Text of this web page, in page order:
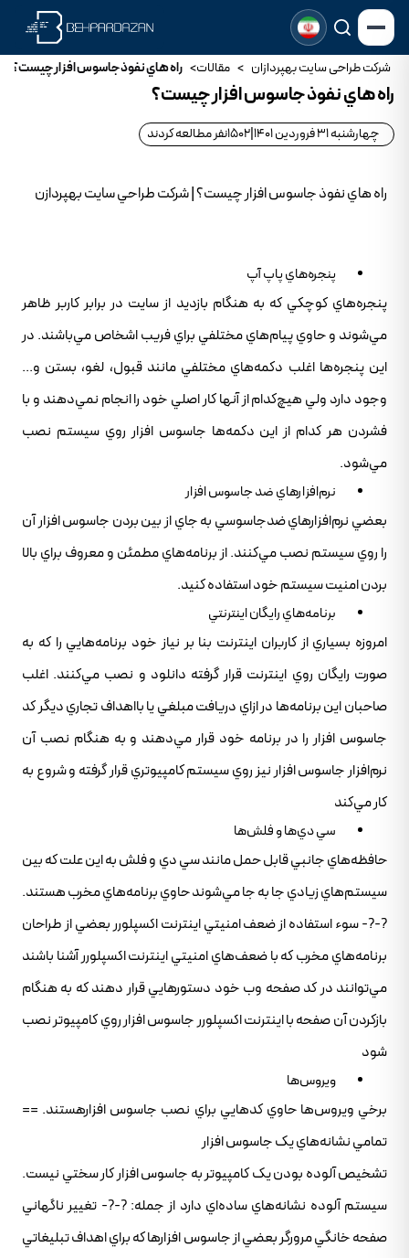
شرکت طراحی سایت بهپردازان > مقالات> راه هاي نفوذ جاسوس افزار چيست؟
راه هاي نفوذ جاسوس افزار چيست؟
چهارشنبه 31 فروردین 1401 1502نفر مطالعه کردند
راه هاي نفوذ جاسوس افزار چيست؟ | شرکت طراحي سايت بهپردازن
پنجره‌هاي پاپ آپ
پنجره‌هاي کوچکي که به هنگام بازديد از سايت در برابر کاربر ظاهر
مي‌شوند و حاوي پيام‌هاي مختلفي براي فريب اشخاص مي‌باشند. در
اين پنجره‌ها اغلب دکمه‌هاي مختلفي مانند قبول، لغو، بستن و...
وجود دارد ولي هيچ‌کدام از آنها کار اصلي خود را انجام نمي‌دهند و با
فشردن هر کدام از اين دکمه‌ها جاسوس افزار روي سيستم نصب
مي‌شود.
نرم‌افزارهاي ضد جاسوس افزار
بعضي نرم‌افزارهاي ضدجاسوسي به جاي از بين بردن جاسوس افزار آن
را روي سيستم نصب مي‌کنند. از برنامه‌هاي مطمئن و معروف براي بالا
بردن امنيت سيستم خود استفاده کنيد.
برنامه‌هاي رايگان اينترنتي
امروزه بسياري از کاربران اينترنت بنا بر نياز خود برنامه‌هايي را که به
صورت رايگان روي اينترنت قرار گرفته دانلود و نصب مي‌کنند. اغلب
صاحبان اين برنامه‌ها در ازاي دريافت مبلغي يا بااهداف تجاري ديگر کد
جاسوس افزار را در برنامه خود قرار مي‌دهند و به هنگام نصب آن
نرم‌افزار جاسوس افزار نيز روي سيستم کامپيوتري قرار گرفته و شروع به
کار مي‌کند
سي دي‌ها و فلش‌ها
حافظه‌هاي جانبي قابل حمل مانند سي دي و فلش به اين علت که بين
سيستم‌هاي زيادي جا به جا مي‌شوند حاوي برنامه‌هاي مخرب هستند.
?-?- سوء استفاده از ضعف امنيتي اينترنت اکسپلورر بعضي از طراحان
برنامه‌هاي مخرب که با ضعف‌هاي امنيتي اينترنت اکسپلورر آشنا باشند
مي‌توانند در کد صفحه وب خود دستورهايي قرار دهند که به هنگام
بازکردن آن صفحه با اينترنت اکسپلورر جاسوس افزار روي کامپيوتر نصب
شود
ويروس‌ها
برخي ويروس‌ها حاوي کدهايي براي نصب جاسوس افزارهستند. ==
تمامي نشانه‌هاي يک جاسوس افزار
تشخيص آلوده بودن يک کامپيوتر به جاسوس افزار کار سختي نيست.
سيستم آلوده نشانه‌هاي ساده‌اي دارد از جمله: ?-?- تغيير ناگهاني
صفحه خانگي مرورگر بعضي از جاسوس افزارها که براي اهداف تبليغاتي